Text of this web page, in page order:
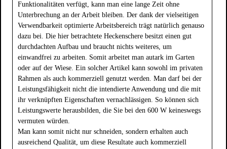
Funktionalitäten verfügt, kann man eine lange Zeit ohne
Unterbrechung an der Arbeit bleiben. Der dank der vielseitigen
Verwendbarkeit optimierte Arbeitsbereich trägt natürlich genauso
dazu bei. Die hier betrachtete Heckenschere besitzt einen gut
durchdachten Aufbau und braucht nichts weiteres, um
einwandfrei zu arbeiten. Somit arbeitet man autark im Garten
oder auf der Wiese. Ein solcher Artikel kann sowohl im privaten
Rahmen als auch kommerziell genutzt werden. Man darf bei der
Leistungsfähigkeit nicht die intendierte Anwendung und die mit
ihr verknüpften Eigenschaften vernachlässigen. So können sich
Leistungswerte herausbilden, die Sie bei den 600 W keineswegs
vermuten würden.
Man kann somit nicht nur schneiden, sondern erhalten auch
ausreichend Qualität, um diese Resultate auch kommerziell